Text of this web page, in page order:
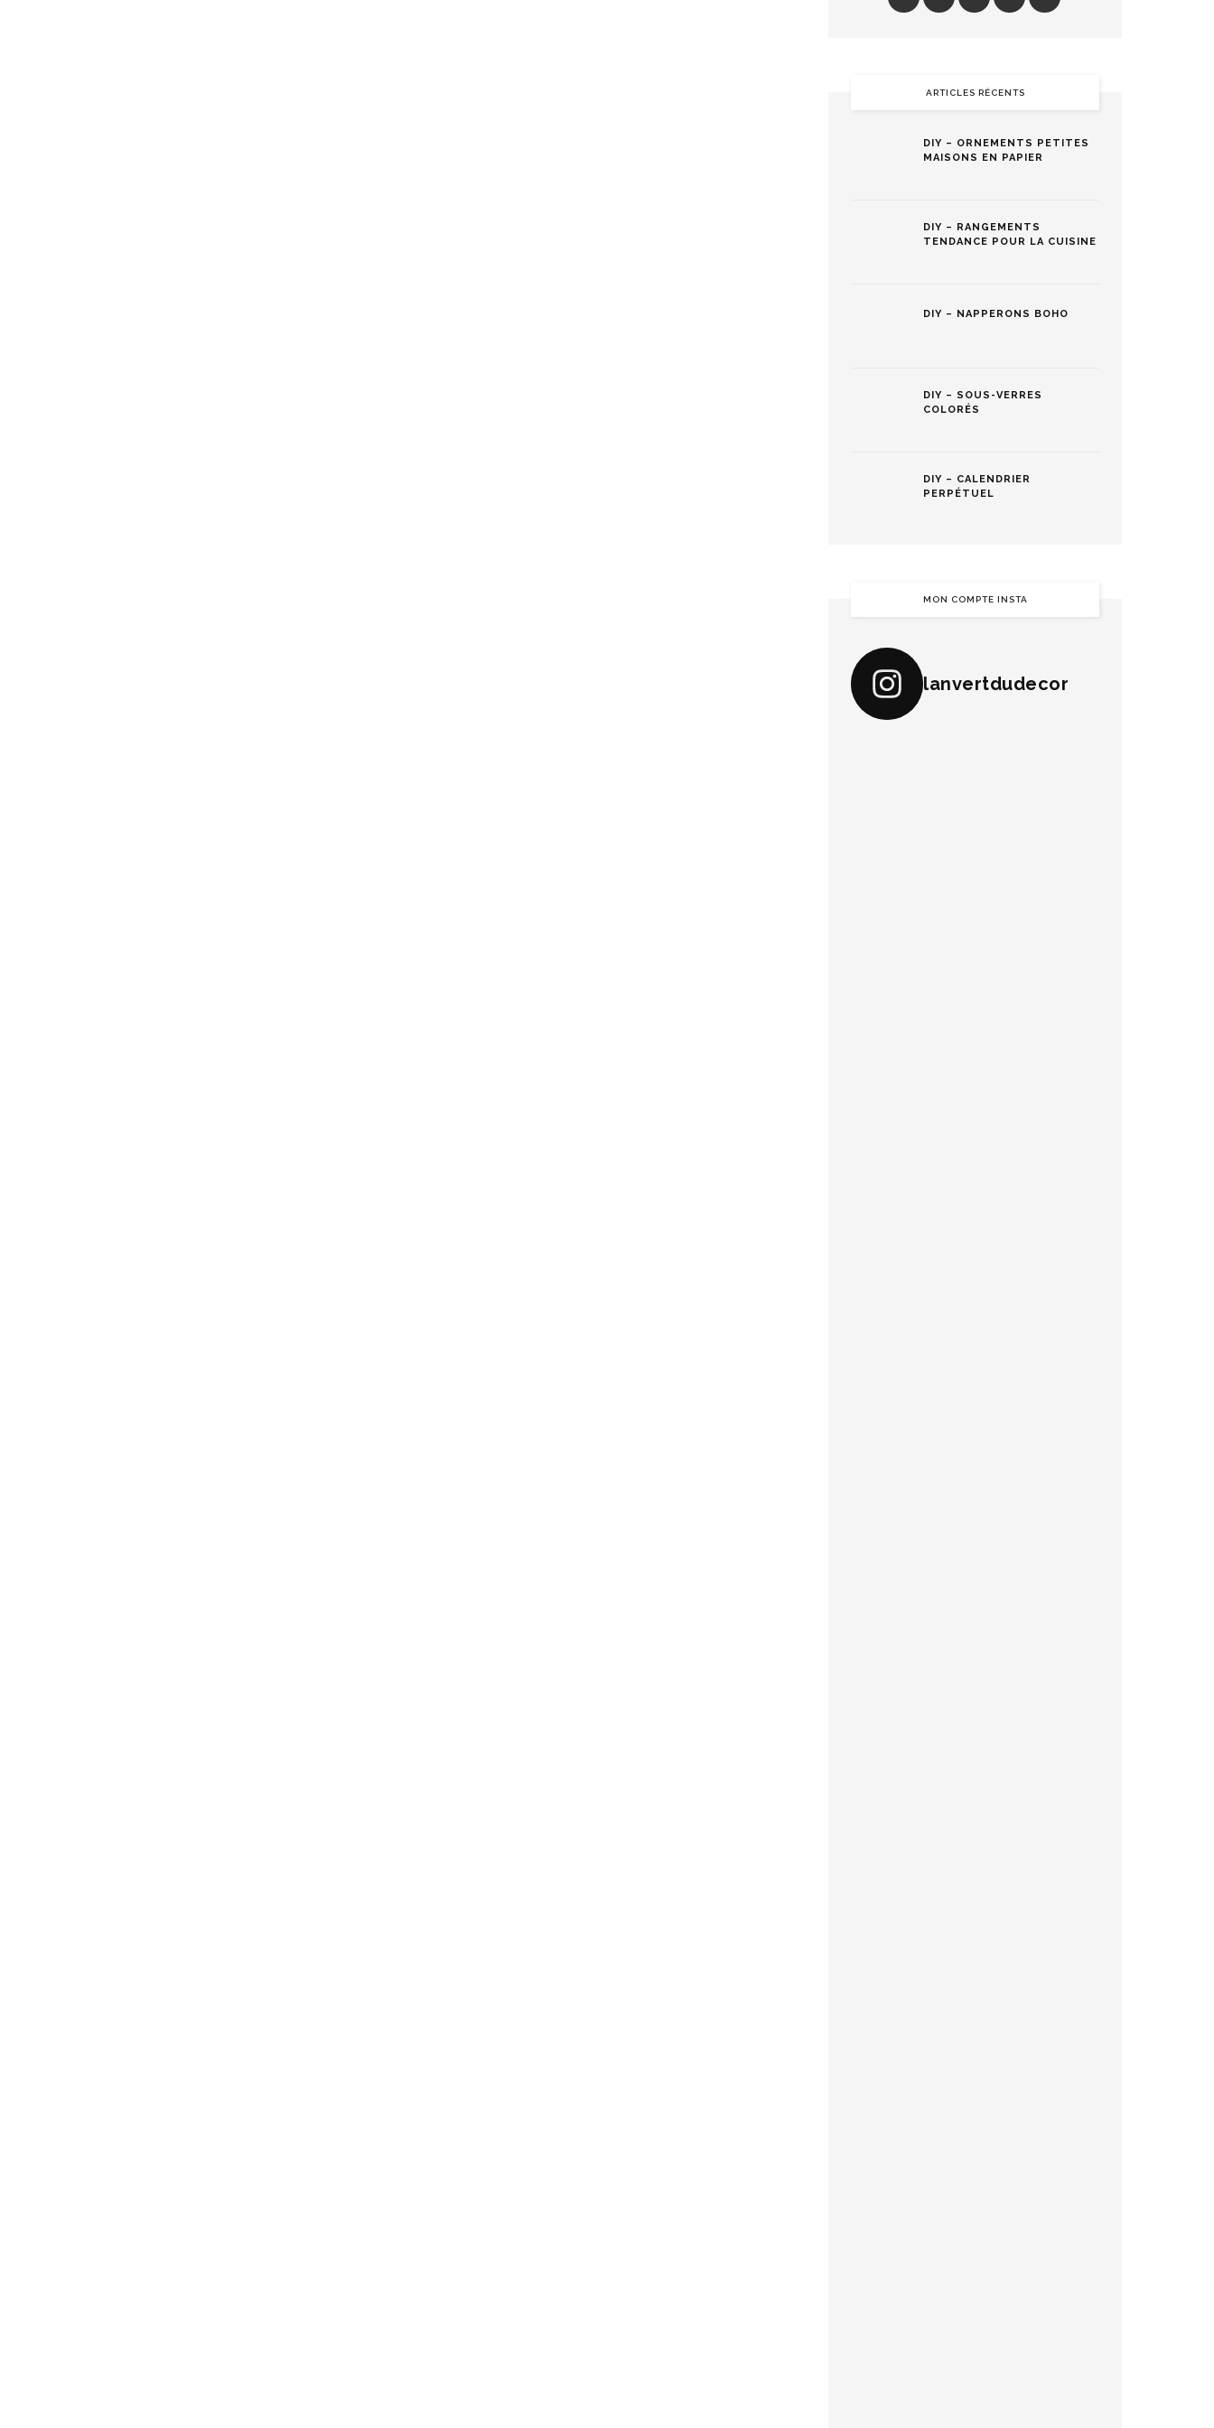
ARTICLES RÉCENTS
DIY – ORNEMENTS PETITES
MAISONS EN PAPIER
DIY – RANGEMENTS
TENDANCE POUR LA CUISINE
DIY – NAPPERONS BOHO
DIY – SOUS-VERRES
COLORÉS
DIY – CALENDRIER
PERPÉTUEL
MON COMPTE INSTA
lanvertdudecor